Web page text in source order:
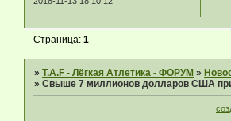
Страница:1
»T.A.F - Лёгкая Атлетика - ФОРУМ »
»Свыше 7 миллионов долларов США